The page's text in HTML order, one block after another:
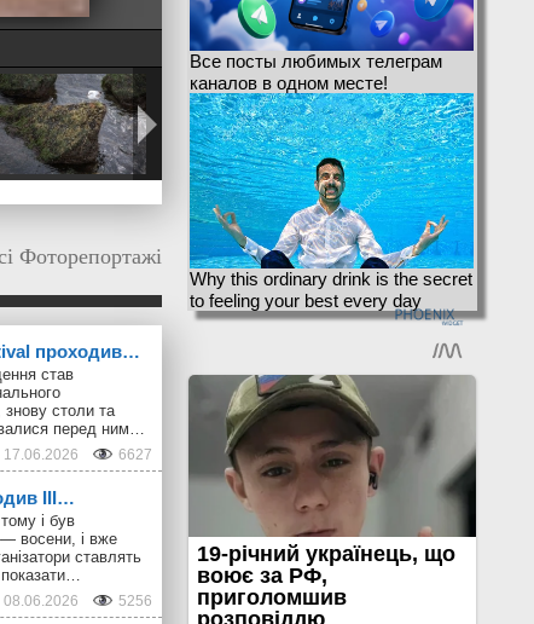
Фоторепортажі
проходив…
став
знову столи та
перед ним…
17.06.2026 6627
III…
і був
восени, і вже
ставлять
08.06.2026 5256
Все посты любимых телеграм
каналов в одном месте!
Why this ordinary drink is the secret
to feeling your best every day